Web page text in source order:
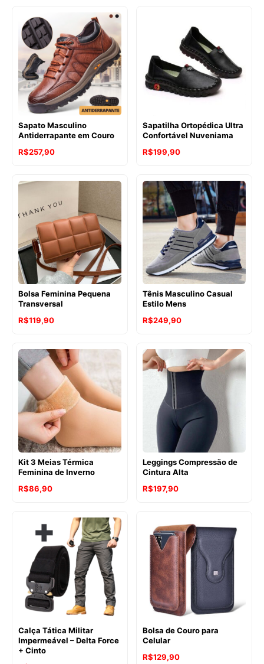
Sapato Masculino
Antiderrapante em Couro
R$257,90
Sapatilha Ortopédica Ultra
Confortável Nuveniama
R$199,90
Bolsa Feminina Pequena
Transversal
R$119,90
Tênis Masculino Casual
Estilo Mens
R$249,90
Kit 3 Meias Térmica
Feminina de Inverno
R$86,90
Leggings Compressão de
Cintura Alta
R$197,90
Calça Tática Militar
Impermeável – Delta Force
+ Cinto
Bolsa de Couro para
Celular
R$129,90